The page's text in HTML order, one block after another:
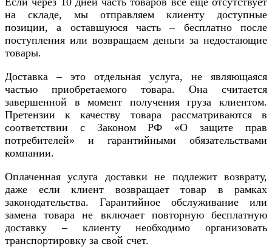
на складе, мы отправляем клиенту доступные
позиции, а оставшуюся часть – бесплатно после
поступления или возвращаем деньги за недостающие
товары.
Доставка – это отдельная услуга, не являющаяся
частью приобретаемого товара. Она считается
завершенной в момент получения груза клиентом.
Претензии к качеству товара рассматриваются в
соответствии с Законом РФ «О защите прав
потребителей» и гарантийными обязательствами
компании.
Оплаченная услуга доставки не подлежит возврату,
даже если клиент возвращает товар в рамках
законодательства. Гарантийное обслуживание или
замена товара не включает повторную бесплатную
доставку – клиенту необходимо организовать
транспортировку за свой счет.